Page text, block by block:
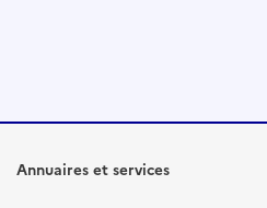
Annuaires et services